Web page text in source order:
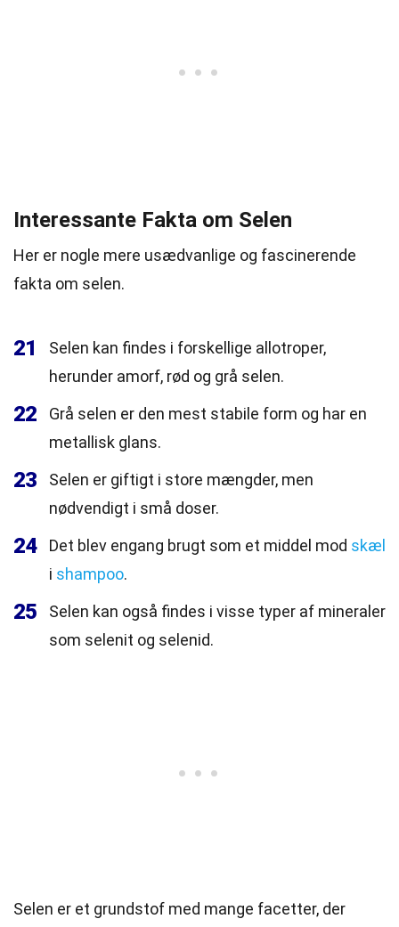
Interessante Fakta om Selen
Her er nogle mere usædvanlige og fascinerende
fakta om selen.
21
Selen kan findes i forskellige allotroper,
herunder amorf, rød og grå selen.
22
Grå selen er den mest stabile form og har en
metallisk glans.
23
Selen er giftigt i store mængder, men
nødvendigt i små doser.
24 Det blev engang brugt som et middel mod skæl
i shampoo.
25
Selen kan også findes i visse typer af mineraler
som selenit og selenid.
Selen er et grundstof med mange facetter, der